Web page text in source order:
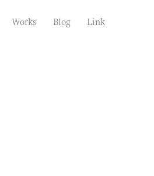
Works Blog Link